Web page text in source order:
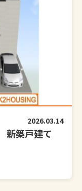
2026.03.14
築戸建て